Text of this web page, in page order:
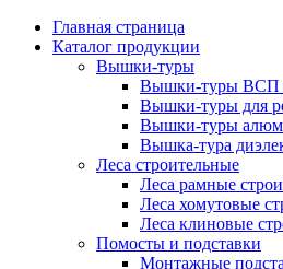
Главная страница
Каталог продукции
Вышки-туры
Вышки-туры ВСП
Вышки-туры для
Вышки-туры
Вышка-тура
Леса строительные
Леса рамные
Леса хомутовые
Леса клиновые
Помосты и подставки
Монтажные